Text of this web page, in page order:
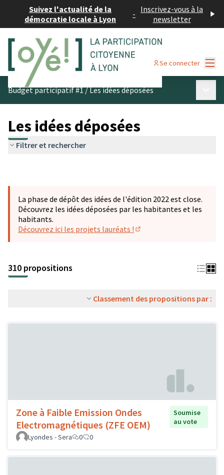
Suivez l'actualité de la
démocratie locale à Lyon
- Inscrivez-vous à la
newsletter
Se connecter
Budget participatif #1/Les idées déposées
Les idées déposées
Filtrer et rechercher
La phase de dépôt des idées de l'édition 2022 est close.
Découvrez les idées déposées par les habitantes et les
habitants.
Découvrez ici les projets lauréats !
310 propositions
Classement des propositions par :
Zone à Faible Emission Ondes
Electromagnétiques (ZFE OEM)
Soumise
au vote
Lyondes - Sera
0 0